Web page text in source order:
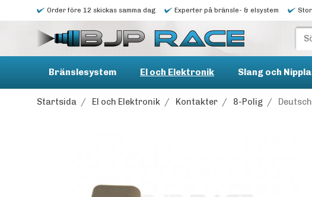
Order före 12 skickas samma dag Experter på bränsle- & elsystem
Bränslesystem El och Elektronik Slang och
Startsida / El och Elektronik / Kontakter / 8-Polig /